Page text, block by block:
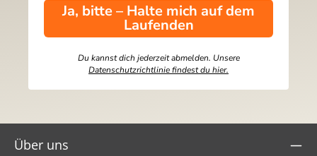
Ja, bitte – Halte mich auf dem
Laufenden
Du kannst dich jederzeit abmelden. Unsere
Datenschutzrichtlinie findest du hier.
Über uns